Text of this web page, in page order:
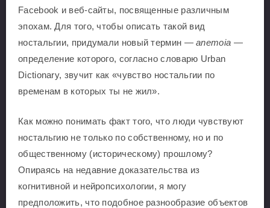
Facebook и веб-сайты, посвященные различным
эпохам. Для того, чтобы описать такой вид
ностальгии, придумали новый термин —anemoia —
определение которого, согласно словарю Urban
Dictionary, звучит как «чувство ностальгии по
временам в которых ты не жил».
Как можно понимать факт того, что люди чувствуют
ностальгию не только по собственному, но и по
общественному (историческому) прошлому?
Опираясь на недавние доказательства из
когнитивной и нейропсихологии, я могу
предположить, что подобное разнообразие объектов